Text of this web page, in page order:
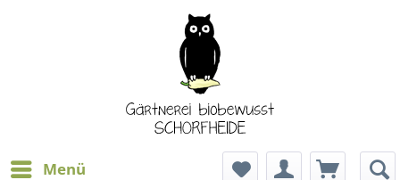
Menü